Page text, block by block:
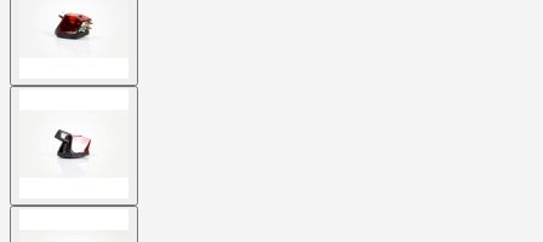
image
image